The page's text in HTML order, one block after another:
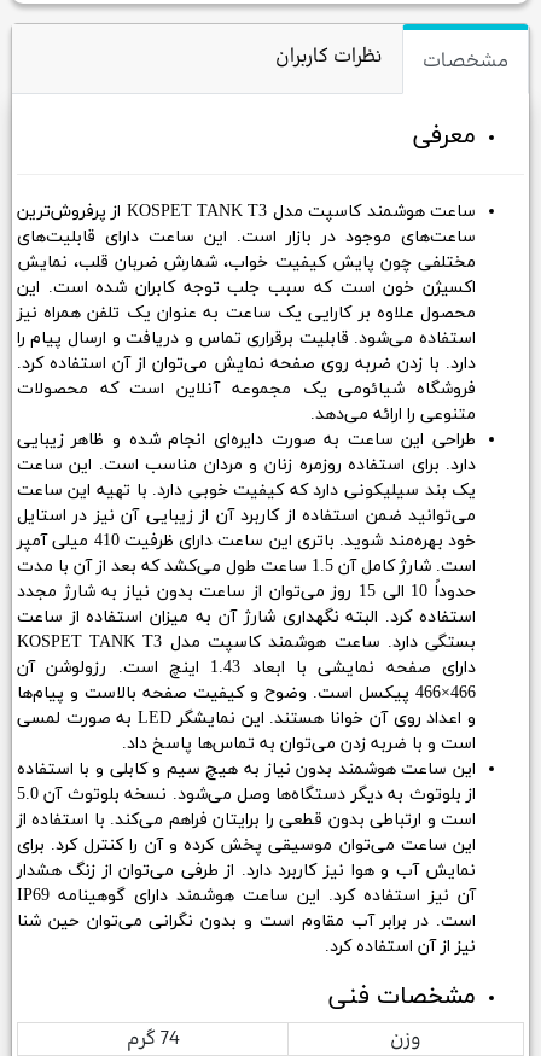
مشخصات نظرات کاربران
معرفی
ساعت هوشمند کاسپت مدل KOSPET TANK T3 از پرفروش‌ترین
ساعت‌های موجود در بازار است. این ساعت دارای قابلیت‌های
مختلفی چون پایش کیفیت خواب، شمارش ضربان قلب، نمایش
اکسیژن خون است که سبب جلب توجه کابران شده است. این
محصول علاوه بر کارایی یک ساعت به عنوان یک تلفن همراه نیز
استفاده می‌شود. قابلیت برقراری تماس و دریافت و ارسال پیام را
دارد. با زدن ضربه روی صفحه نمایش می‌توان از آن استفاده کرد.
فروشگاه شیائومی یک مجموعه آنلاین است که محصولات
متنوعی را ارائه می‌دهد.
طراحی این ساعت به صورت دایره‌ای انجام شده و ظاهر زیبایی
دارد. برای استفاده روزمره زنان و مردان مناسب است. این ساعت
یک بند سیلیکونی دارد که کیفیت خوبی دارد. با تهیه این ساعت
می‌توانید ضمن استفاده از کاربرد آن از زیبایی آن نیز در استایل
خود بهره‌مند شوید. باتری این ساعت دارای ظرفیت 410 میلی آمپر
است. شارژ کامل آن 1.5 ساعت طول می‌کشد که بعد از آن با مدت
حدوداً 10 الی 15 روز می‌توان از ساعت بدون نیاز به شارژ مجدد
استفاده کرد. البته نگهداری شارژ آن به میزان استفاده از ساعت
بستگی دارد. ساعت هوشمند کاسپت مدل KOSPET TANK T3
دارای صفحه نمایشی با ابعاد 1.43 اینچ است. رزولوشن آن
466×466 پیکسل است. وضوح و کیفیت صفحه بالاست و پیام‌ها
و اعداد روی آن خوانا هستند. این نمایشگر LED به صورت لمسی
است و با ضربه زدن می‌توان به تماس‌ها پاسخ داد.
این ساعت هوشمند بدون نیاز به هیچ سیم و کابلی و با استفاده
از بلوتوث به دیگر دستگاه‌ها وصل می‌شود. نسخه بلوتوث آن 5.0
است و ارتباطی بدون قطعی را برایتان فراهم می‌کند. با استفاده از
این ساعت می‌توان موسیقی پخش کرده و آن را کنترل کرد. برای
نمایش آب و هوا نیز کاربرد دارد. از طرفی می‌توان از زنگ هشدار
آن نیز استفاده کرد. این ساعت هوشمند دارای گوهینامه IP69
است. در برابر آب مقاوم است و بدون نگرانی می‌توان حین شنا
نیز از آن استفاده کرد.
مشخصات فنی
74 گرم
وزن